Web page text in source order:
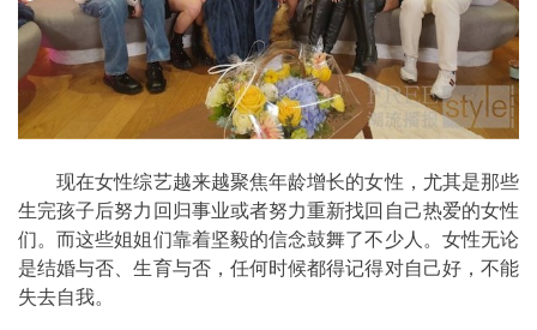
现在女性综艺越来越聚焦年龄增长的女性，尤其是那些
生完孩子后努力回归事业或者努力重新找回自己热爱的女性
们。而这些姐姐们靠着坚毅的信念鼓舞了不少人。女性无论
是结婚与否、生育与否，任何时候都得记得对自己好，不能
失去自我。